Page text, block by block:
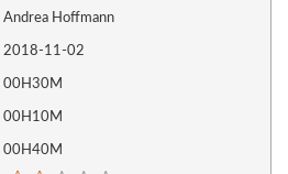
Andrea Hoffmann
2018-11-02
00H30M
00H10M
00H40M